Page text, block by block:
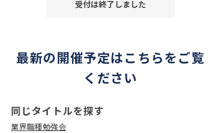
受付は終了しました
最新の開催予定はこちらをご覧
ください
同じタイトルを探す
業界職種勉強会